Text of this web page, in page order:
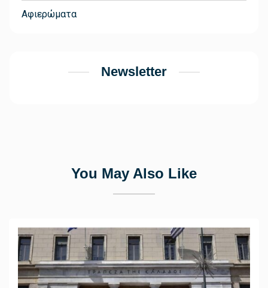
Αφιερώματα
Newsletter
You May Also Like